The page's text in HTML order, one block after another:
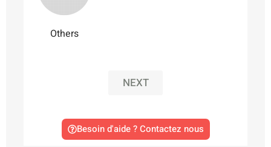
Others
NEXT
Besoin d'aide ? Contactez nous